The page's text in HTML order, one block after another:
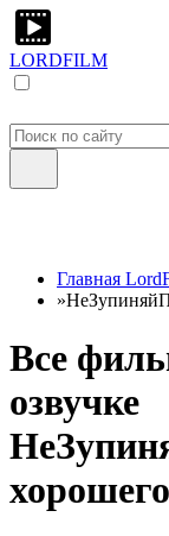
LORDFILM
Главная
»
Все
озвучке